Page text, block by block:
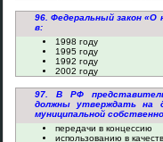
96. Федеральный закон «О
в:
1998 году
1995 году
1992 году
2002 году
97. В РФ
должны утверждать на
муниципальной
передачи в концессию
использованию в